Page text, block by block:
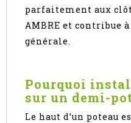
parfaitement aux
AMBRE et contribue
générale.
Pourquoi
sur un demi-
Le haut d’un poteau